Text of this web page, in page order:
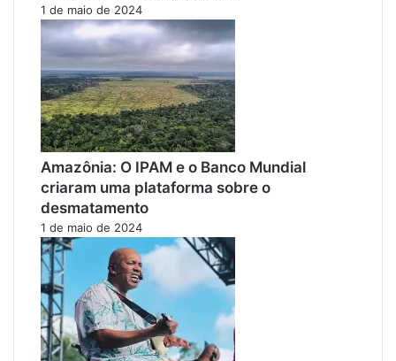
1 de maio de 2024
Amazônia: O IPAM e o Banco Mundial
criaram uma plataforma sobre o
desmatamento
1 de maio de 2024